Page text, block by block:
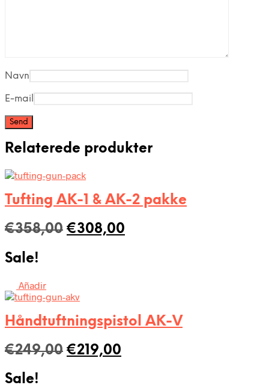
Navn
E-mail
Relaterede produkter
Tufting AK-1 & AK-2 pakke
€358,00 Den
€358,00.
€308,00
Sale!
Añadir
Håndtuftningspistol AK-V
€249,00 Den
€219,00
Sale!